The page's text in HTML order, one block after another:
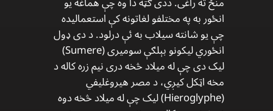
انځور به په مختلفو لغاتونه کې استعمالیده
چې یو شانته سیلاب به ئې درلود. د دی ډول
انځوري لیکونو بېلګې سومیری (Sumere)
لیک دی چې له میلاد څخه دری نیم زره کاله د
مخه اټکل کيږي، د مصر هیروغلیفي
(Hieroglyphe) لیک چې له میلاد څخه دوه